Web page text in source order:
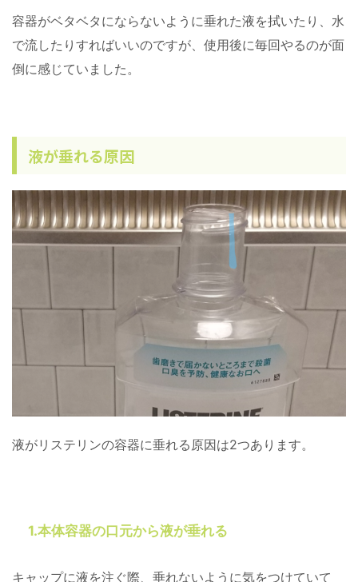
容器がベタベタにならないように垂れた液を拭いたり、水
で流したりすればいいのですが、使用後に毎回やるのが面
倒に感じていました。
液が垂れる原因
液がリステリンの容器に垂れる原因は2つあります。
1.本体容器の口元から液が垂れる
キャップに液を注ぐ際、垂れないように気をつけていて